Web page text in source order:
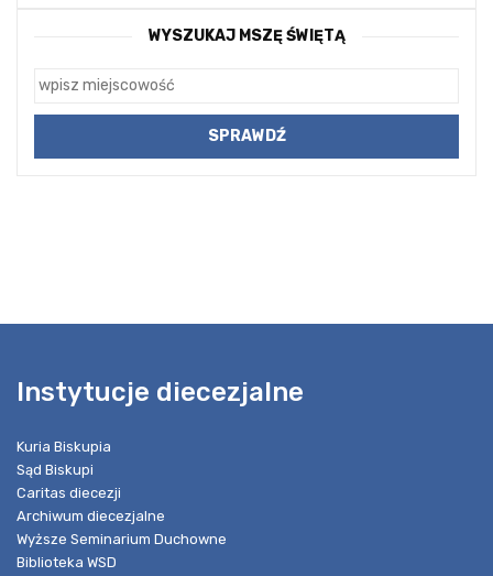
WYSZUKAJ MSZĘ ŚWIĘTĄ
Instytucje diecezjalne
Kuria Biskupia
Sąd Biskupi
Caritas diecezji
Archiwum diecezjalne
Wyższe Seminarium Duchowne
Biblioteka WSD